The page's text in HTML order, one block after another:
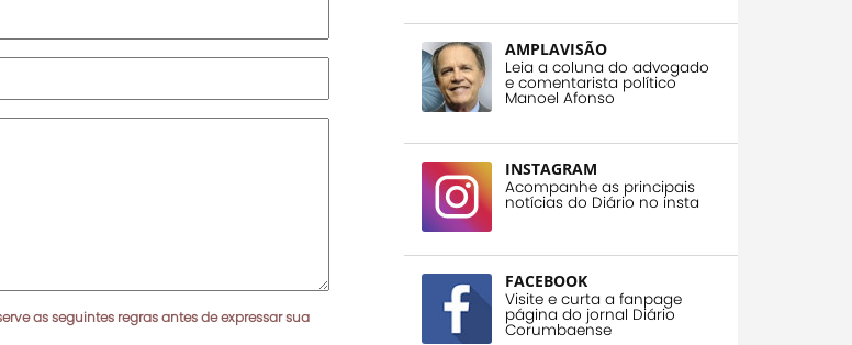
as seguintes regras antes de expressar sua
AMPLAVISÃO
Leia a coluna do advogado
e comentarista político
Manoel Afonso
INSTAGRAM
Acompanhe as principais
notícias do Diário no insta
FACEBOOK
Visite e curta a fanpage
página do jornal Diário
Corumbaense